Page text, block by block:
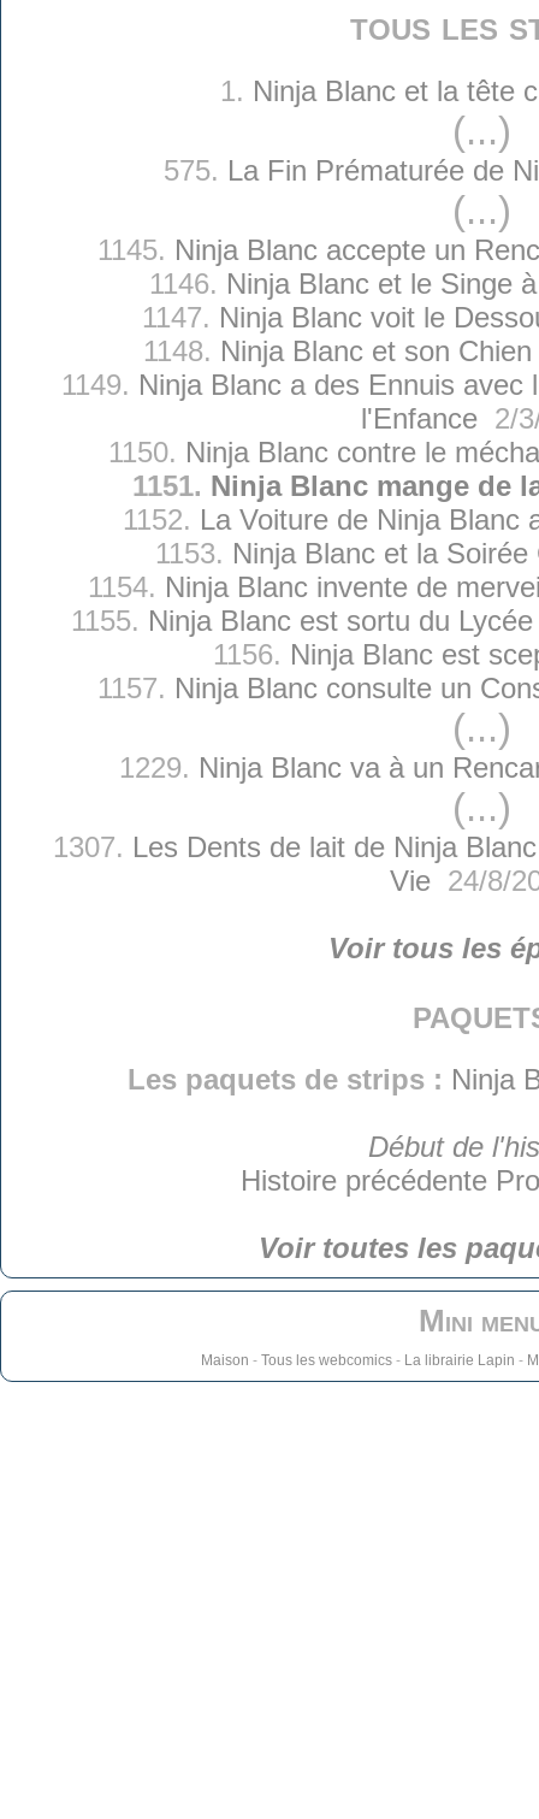
tous les
1. Ninja Blanc et la tête
(...)
575. La Fin Prématurée de
(...)
1145. Ninja Blanc accepte un
1146. Ninja Blanc et le Singe
1147. Ninja Blanc voit le
1148. Ninja Blanc et son
1149. Ninja Blanc a des Ennuis
l'Enfance2/3/
1150. Ninja Blanc contre le
1151. Ninja Blanc mange de
1152. La Voiture de Ninja Blanc
1153. Ninja Blanc et la Soirée
1154. Ninja Blanc invente de
1155. Ninja Blanc est sortu du
1156. Ninja Blanc est
1157. Ninja Blanc consulte un
(...)
1229. Ninja Blanc va à un
(...)
1307. Les Dents de lait de Ninja
Vie24/8/
Voir tous les
Les paquets de strips : Ninja
Début de
Histoire précédente
Voir toutes les
Mini
Maison - Tous les webcomics- La librairie Lapin -